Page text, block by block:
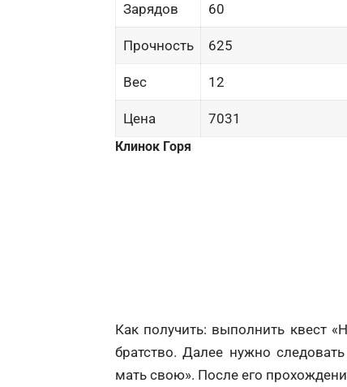
Зарядов 60
Прочность 625
Вес 12
Цена 7031
Клинок Горя
Как получить: выполнить квест
братство. Далее нужно
мать свою». После его